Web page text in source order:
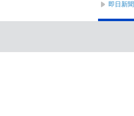
即日新聞